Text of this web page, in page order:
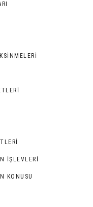
İŞLEVLERI
KONUSU